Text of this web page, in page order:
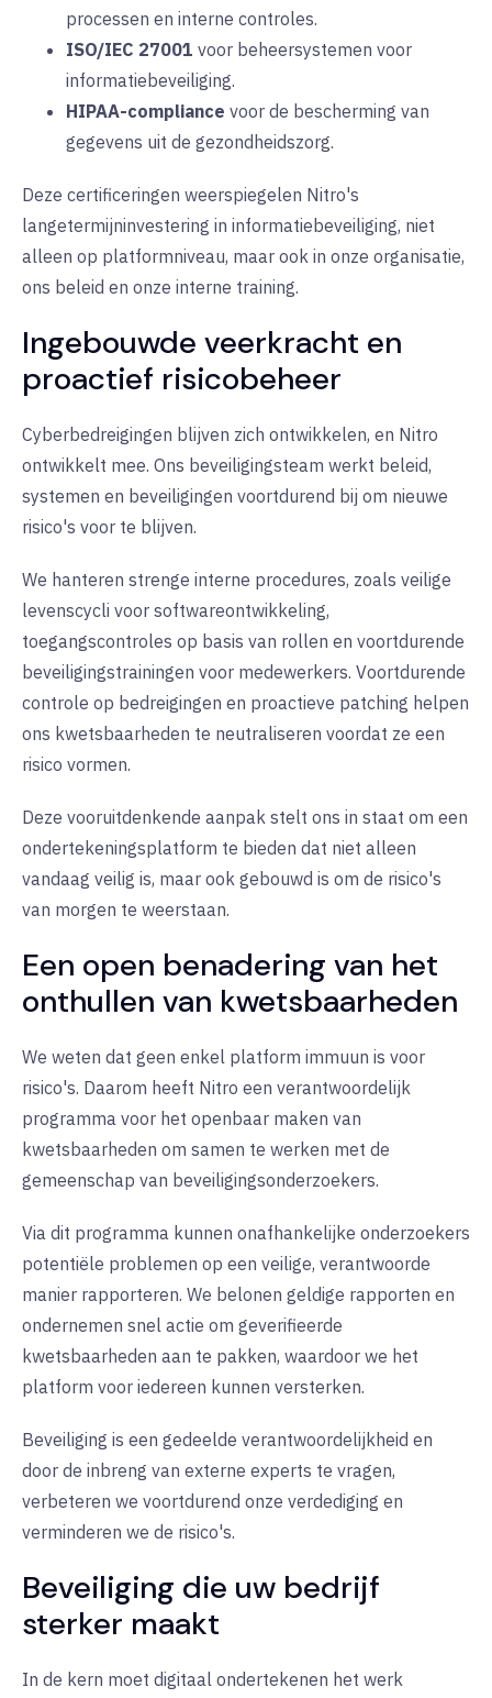
processen en interne controles.
ISO/IEC 27001 voor beheersystemen voor
informatiebeveiliging.
HIPAA-compliance voor de bescherming van
gegevens uit de gezondheidszorg.
Deze certificeringen weerspiegelen Nitro's
langetermijninvestering in informatiebeveiliging, niet
alleen op platformniveau, maar ook in onze organisatie,
ons beleid en onze interne training.
Ingebouwde veerkracht en
proactief risicobeheer
Cyberbedreigingen blijven zich ontwikkelen, en Nitro
ontwikkelt mee. Ons beveiligingsteam werkt beleid,
systemen en beveiligingen voortdurend bij om nieuwe
risico's voor te blijven.
We hanteren strenge interne procedures, zoals veilige
levenscycli voor softwareontwikkeling,
toegangscontroles op basis van rollen en voortdurende
beveiligingstrainingen voor medewerkers. Voortdurende
controle op bedreigingen en proactieve patching helpen
ons kwetsbaarheden te neutraliseren voordat ze een
risico vormen.
Deze vooruitdenkende aanpak stelt ons in staat om een
ondertekeningsplatform te bieden dat niet alleen
vandaag veilig is, maar ook gebouwd is om de risico's
van morgen te weerstaan.
Een open benadering van het
onthullen van kwetsbaarheden
We weten dat geen enkel platform immuun is voor
risico's. Daarom heeft Nitro een verantwoordelijk
programma voor het openbaar maken van
kwetsbaarheden om samen te werken met de
gemeenschap van beveiligingsonderzoekers.
Via dit programma kunnen onafhankelijke onderzoekers
potentiële problemen op een veilige, verantwoorde
manier rapporteren. We belonen geldige rapporten en
ondernemen snel actie om geverifieerde
kwetsbaarheden aan te pakken, waardoor we het
platform voor iedereen kunnen versterken.
Beveiliging is een gedeelde verantwoordelijkheid en
door de inbreng van externe experts te vragen,
verbeteren we voortdurend onze verdediging en
verminderen we de risico's.
Beveiliging die uw bedrijf
sterker maakt
In de kern moet digitaal ondertekenen het werk